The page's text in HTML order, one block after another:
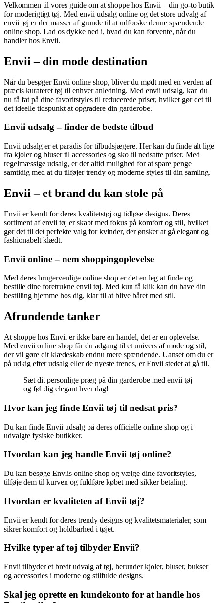
Velkommen til vores guide om at shoppe hos Envii – din go-to butik
for moderigtigt tøj. Med envii udsalg online og det store udvalg af
envii tøj er der masser af grunde til at udforske denne spændende
online shop. Lad os dykke ned i, hvad du kan forvente, når du
handler hos Envii.
Envii – din mode destination
Når du besøger Envii online shop, bliver du mødt med en verden af
præcis kurateret tøj til enhver anledning. Med envii udsalg, kan du
nu få fat på dine favoritstyles til reducerede priser, hvilket gør det til
det ideelle tidspunkt at opgradere din garderobe.
Envii udsalg – finder de bedste tilbud
Envii udsalg er et paradis for tilbudsjægere. Her kan du finde alt lige
fra kjoler og bluser til accessories og sko til nedsatte priser. Med
regelmæssige udsalg, er der altid mulighed for at spare penge
samtidig med at du tilføjer trendy og moderne styles til din samling.
Envii – et brand du kan stole på
Envii er kendt for deres kvalitetstøj og tidløse designs. Deres
sortiment af envii tøj er skabt med fokus på komfort og stil, hvilket
gør det til det perfekte valg for kvinder, der ønsker at gå elegant og
fashionabelt klædt.
Envii online – nem shoppingoplevelse
Med deres brugervenlige online shop er det en leg at finde og
bestille dine foretrukne envil tøj. Med kun få klik kan du have din
bestilling hjemme hos dig, klar til at blive båret med stil.
Afrundende tanker
At shoppe hos Envii er ikke bare en handel, det er en oplevelse.
Med envii online shop får du adgang til et univers af mode og stil,
der vil gøre dit klædeskab endnu mere spændende. Uanset om du er
på udkig efter udsalg eller de nyeste trends, er Envii stedet at gå til.
Sæt dit personlige præg på din garderobe med envii tøj
og føl dig elegant hver dag!
Hvor kan jeg finde Envii tøj til nedsat pris?
Du kan finde Envii udsalg på deres officielle online shop og i
udvalgte fysiske butikker.
Hvordan kan jeg handle Envii tøj online?
Du kan besøge Enviis online shop og vælge dine favoritstyles,
tilføje dem til kurven og fuldføre købet med sikker betaling.
Hvordan er kvaliteten af Envii tøj?
Envii er kendt for deres trendy designs og kvalitetsmaterialer, som
sikrer komfort og holdbarhed i tøjet.
Hvilke typer af tøj tilbyder Envii?
Envii tilbyder et bredt udvalg af tøj, herunder kjoler, bluser, bukser
og accessories i moderne og stilfulde designs.
Skal jeg oprette en kundekonto for at handle hos